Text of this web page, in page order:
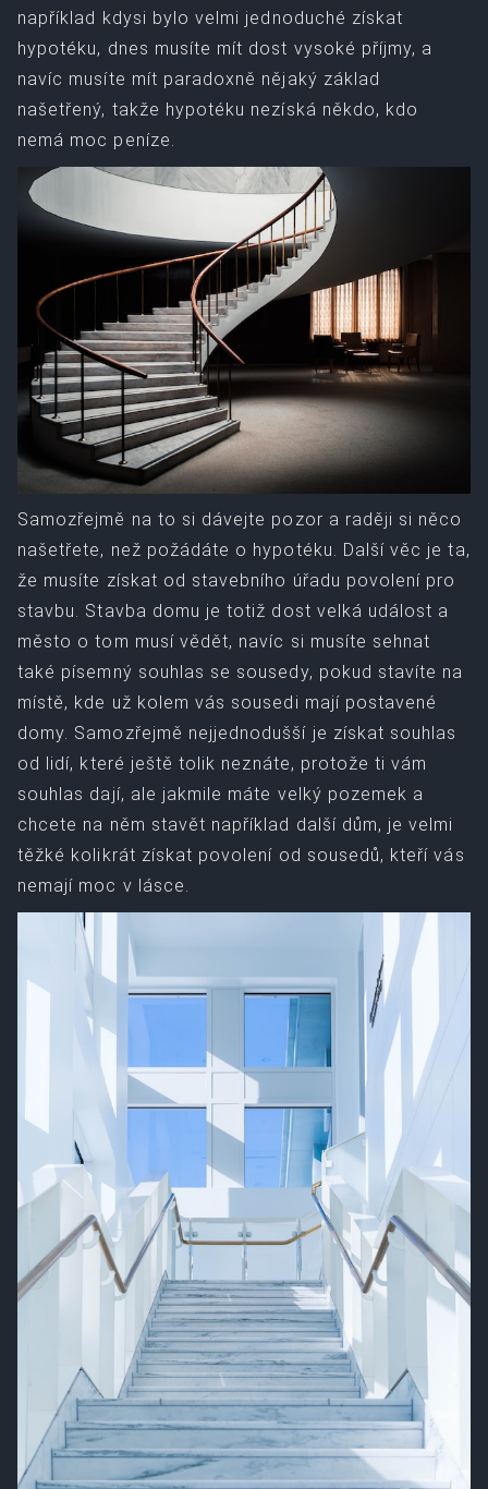
například kdysi bylo velmi jednoduché získat
hypotéku, dnes musíte mít dost vysoké příjmy, a
navíc musíte mít paradoxně nějaký základ
našetřený, takže hypotéku nezíská někdo, kdo
nemá moc peníze.
Samozřejmě na to si dávejte pozor a raději si něco
našetřete, než požádáte o hypotéku. Další věc je ta,
že musíte získat od stavebního úřadu povolení pro
stavbu. Stavba domu je totiž dost velká událost a
město o tom musí vědět, navíc si musíte sehnat
také písemný souhlas se sousedy, pokud stavíte na
místě, kde už kolem vás sousedi mají postavené
domy. Samozřejmě nejjednodušší je získat souhlas
od lidí, které ještě tolik neznáte, protože ti vám
souhlas dají, ale jakmile máte velký pozemek a
chcete na něm stavět například další dům, je velmi
těžké kolikrát získat povolení od sousedů, kteří vás
nemají moc v lásce.